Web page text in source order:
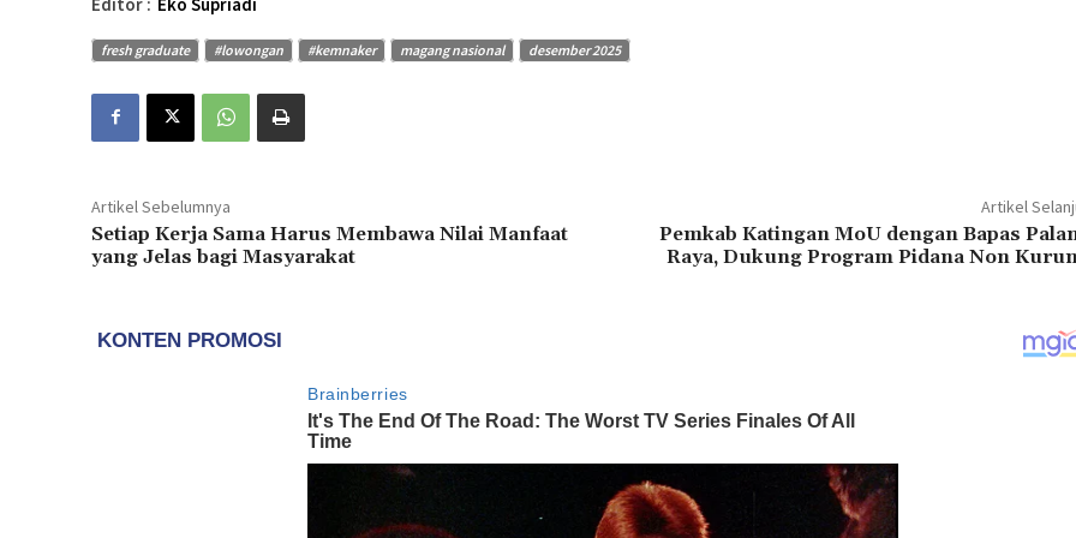
fresh graduate #lowongan #kemnaker magang nasional desember 2025
Artikel Sebelumnya
Setiap Kerja Sama Harus Membawa Nilai Manfaat
yang Jelas bagi Masyarakat
Artikel
Pemkab Katingan MoU dengan Bapas
Raya, Dukung Program Pidana Non